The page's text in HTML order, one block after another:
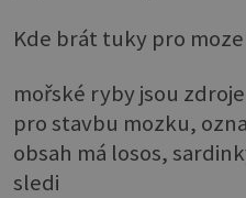
Kde brát tuky pro
mořské ryby jsou
pro stavbu mozku,
obsah má losos,
sledi